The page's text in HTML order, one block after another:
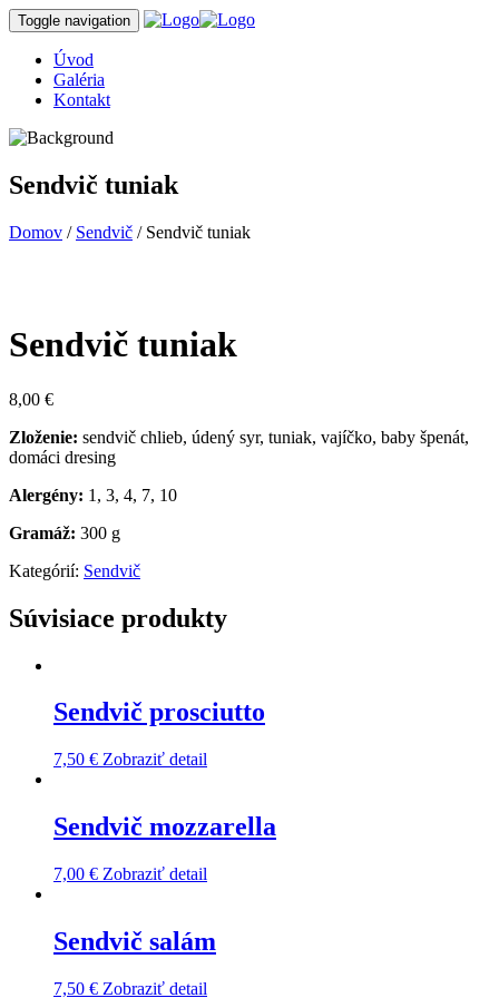
Toggle navigation
Úvod
Galéria
Kontakt
Sendvič tuniak
Domov / Sendvič / Sendvič tuniak
Sendvič tuniak
8,00 €
Zloženie: sendvič chlieb, údený syr, tuniak, vajíčko, baby špenát,
domáci dresing
Alergény: 1, 3, 4, 7, 10
Gramáž: 300 g
Kategórií: Sendvič
Súvisiace produkty
Sendvič prosciutto
7,50 € Zobraziť detail
Sendvič mozzarella
7,00 € Zobraziť detail
Sendvič salám
7,50 € Zobraziť detail